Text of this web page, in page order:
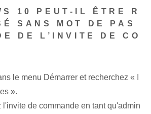
10 PEUT-IL ÊTRE R
SANS MOT DE PAS
DE L’INVITE DE CO
le menu Démarrer et recherchez « I
».
l'invite de commande en tant qu'admin